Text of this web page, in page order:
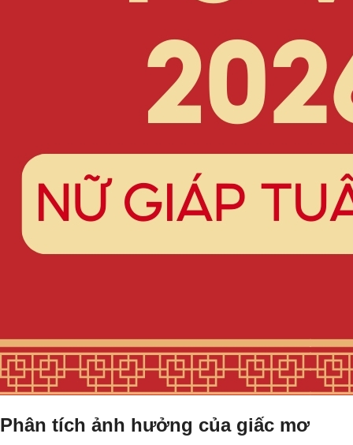
Phân tích ảnh hưởng của giấc mơ